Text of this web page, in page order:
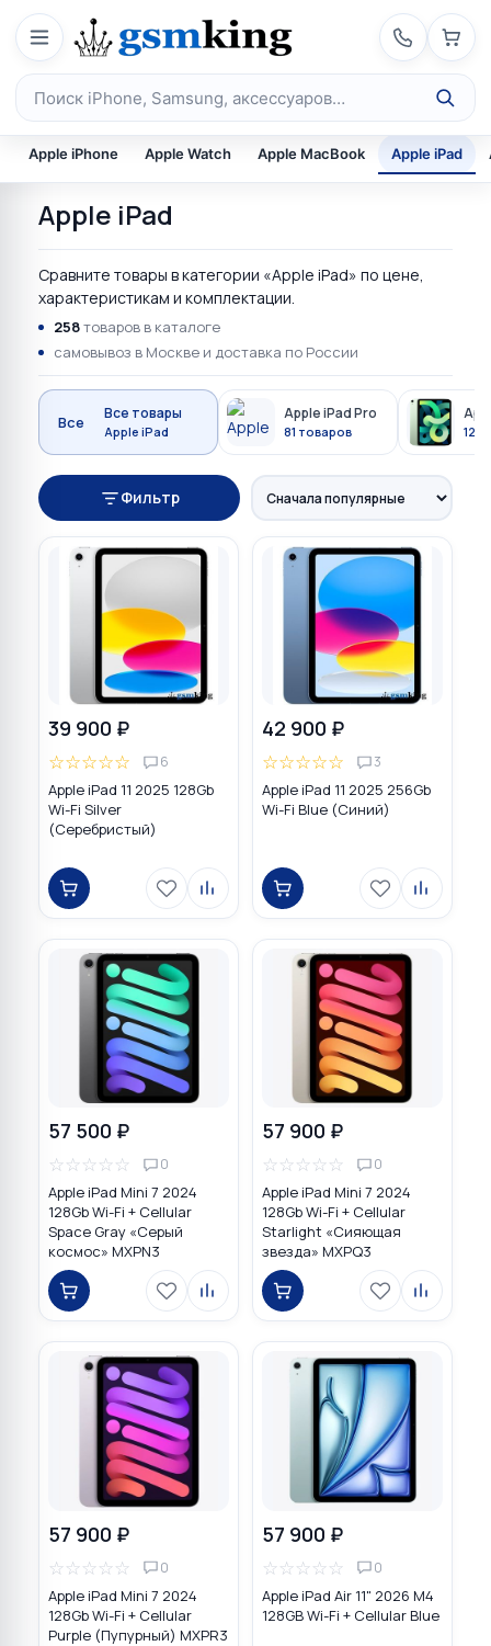
Перейти к содержимому
Поиск по каталогу
Apple iPhone Apple Watch Apple MacBook Apple iPad
Apple iPad
Сравните товары в категории «Apple iPad» по цене,
характеристикам и комплектации.
258товаров в каталоге
самовывоз в Москве и доставка по России
Все Все товары
Apple iPad
Apple iPad Pro
81 товаров 129
Фильтр
39 900 ₽
☆☆☆☆☆ 6
Apple iPad 11 2025 128Gb
Wi-Fi Silver
(Серебристый)
42 900 ₽
☆☆☆☆☆ 3
Apple iPad 11 2025 256Gb
Wi-Fi Blue (Синий)
57 500 ₽
☆☆☆☆☆ 0
Apple iPad Mini 7 2024
128Gb Wi-Fi + Cellular
Space Gray «Серый
космос» MXPN3
57 900 ₽
☆☆☆☆☆ 0
Apple iPad Mini 7 2024
128Gb Wi-Fi + Cellular
Starlight «Сияющая
звезда» MXPQ3
57 900 ₽
☆☆☆☆☆ 0
Apple iPad Mini 7 2024
128Gb Wi-Fi + Cellular
Purple (Пупурный) MXPR3
57 900 ₽
☆☆☆☆☆ 0
Apple iPad Air 11" 2026 M4
128GB Wi-Fi + Cellular Blue